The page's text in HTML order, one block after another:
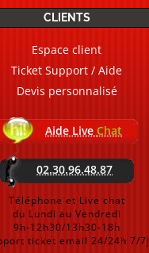
CLIENTS
Espace client
Ticket Support / Aide
Devis personnalisé
Aide Live Chat
02.30.96.48.87
Téléphone et Live chat
du Lundi au Vendredi
9h-12h30/13h30-18h
ticket email 24/24h 7/7j